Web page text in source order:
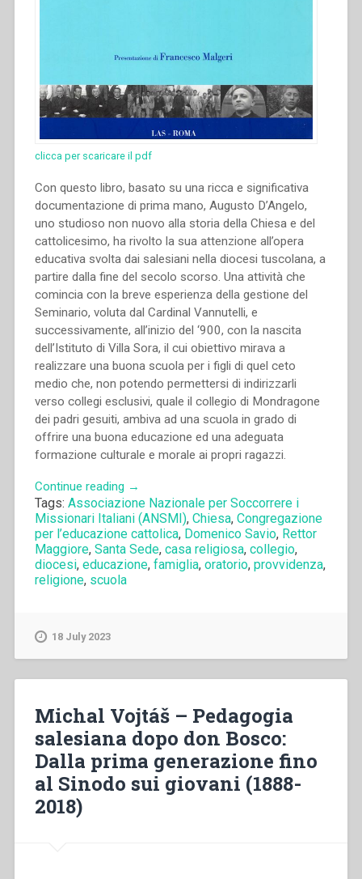
clicca per scaricare il pdf
Con questo libro, basato su una ricca e significativa
documentazione di prima mano, Augusto D’Angelo,
uno studioso non nuovo alla storia della Chiesa e del
cattolicesimo, ha rivolto la sua attenzione all’opera
educativa svolta dai salesiani nella diocesi tuscolana, a
partire dalla fine del secolo scorso. Una attività che
comincia con la breve esperienza della gestione del
Seminario, voluta dal Cardinal Vannutelli, e
successivamente, all’inizio del ‘900, con la nascita
dell’Istituto di Villa Sora, il cui obiettivo mirava a
realizzare una buona scuola per i figli di quel ceto
medio che, non potendo permettersi di indirizzarli
verso collegi esclusivi, quale il collegio di Mondragone
dei padri gesuiti, ambiva ad una scuola in grado di
offrire una buona educazione ed una adeguata
formazione culturale e morale ai propri ragazzi.
Continue reading “Augusto
D’Angelo
–
Educazione
cattolica
”
Villa
di
Frascati
(1990-
1950)”
→
Tags: Associazione Nazionale per Soccorrere i
Missionari Italiani (ANSMI), Chiesa, Congregazione
per l’educazione cattolica, Domenico Savio, Rettor
Maggiore, Santa Sede, casa religiosa, collegio,
diocesi, educazione, famiglia, oratorio, provvidenza,
religione, scuola
18 July 2023
Michal Vojtáš – Pedagogia
salesiana dopo don Bosco:
Dalla prima generazione fino
al Sinodo sui giovani (1888-
2018)